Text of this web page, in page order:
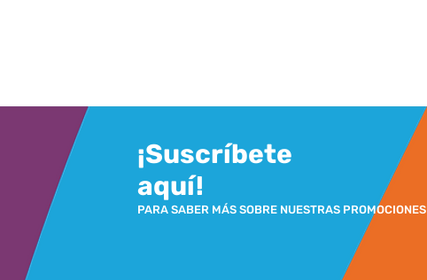
¡Suscríbete
aquí!
PARA SABER MÁS SOBRE NUESTRAS PROMOCIONES